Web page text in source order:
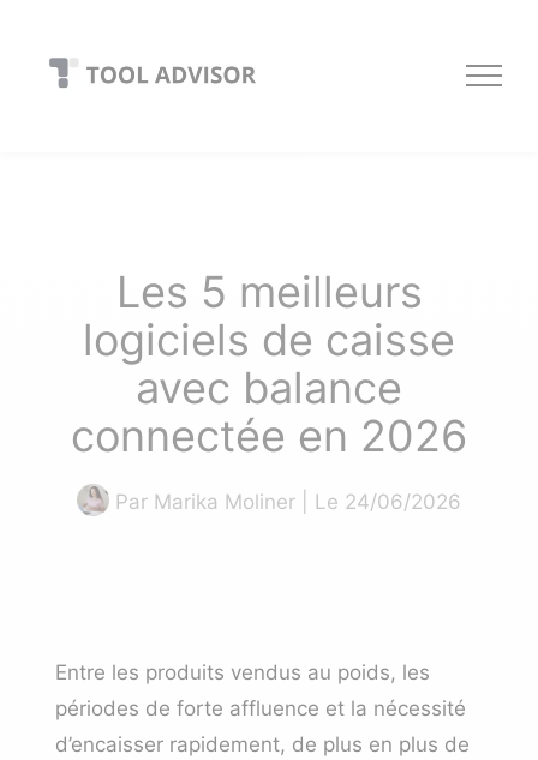
content
Les 5 meilleurs
logiciels de caisse
avec balance
connectée en 2026
Par Marika Moliner | Le 24/06/2026
Entre les produits vendus au poids, les
périodes de forte affluence et la nécessité
d’encaisser rapidement, de plus en plus de